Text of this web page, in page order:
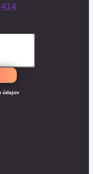
údajov